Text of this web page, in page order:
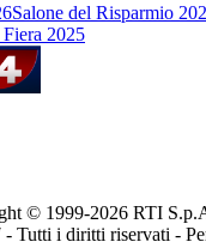
Salone del Risparmio
2025
© 1999-2026 RTI
- Tutti i diritti riservati -